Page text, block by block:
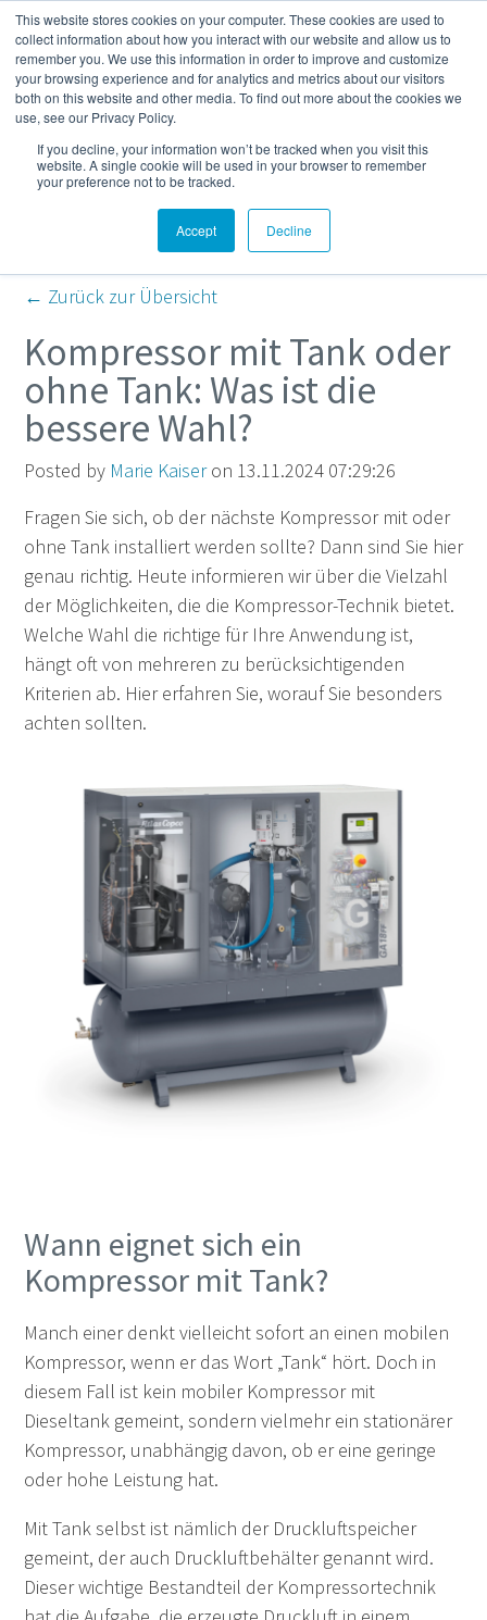
This website stores cookies on your computer. These cookies are used to
collect information about how you interact with our website and allow us to
remember you. We use this information in order to improve and customize
your browsing experience and for analytics and metrics about our visitors
both on this website and other media. To find out more about the cookies we
use, see our Privacy Policy.
If you decline, your information won’t be tracked when you visit this
website. A single cookie will be used in your browser to remember
your preference not to be tracked.
Accept Decline
Mehr
Kompressor- und
Druckluft-Blog
← Zurück zur Übersicht
Kompressor mit Tank oder
ohne Tank: Was ist die
bessere Wahl?
Posted by Marie Kaiseron 13.11.2024 07:29:26
Fragen Sie sich, ob der nächste Kompressor mit oder
ohne Tank installiert werden sollte? Dann sind Sie hier
genau richtig. Heute informieren wir über die Vielzahl
der Möglichkeiten, die die Kompressor-Technik bietet.
Welche Wahl die richtige für Ihre Anwendung ist,
hängt oft von mehreren zu berücksichtigenden
Kriterien ab. Hier erfahren Sie, worauf Sie besonders
achten sollten.
Wann eignet sich ein
Kompressor mit Tank?
Manch einer denkt vielleicht sofort an einen mobilen
Kompressor, wenn er das Wort „Tank“ hört. Doch in
diesem Fall ist kein mobiler Kompressor mit
Dieseltank gemeint, sondern vielmehr ein stationärer
Kompressor, unabhängig davon, ob er eine geringe
oder hohe Leistung hat.
Mit Tank selbst ist nämlich der Druckluftspeicher
gemeint, der auch Druckluftbehälter genannt wird.
Dieser wichtige Bestandteil der Kompressortechnik